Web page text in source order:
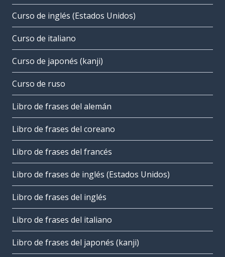
Curso de inglés (Estados Unidos)
Curso de italiano
Curso de japonés (kanji)
Curso de ruso
Libro de frases del alemán
Libro de frases del coreano
Libro de frases del francés
Libro de frases de inglés (Estados Unidos)
Libro de frases del inglés
Libro de frases del italiano
Libro de frases del japonés (kanji)